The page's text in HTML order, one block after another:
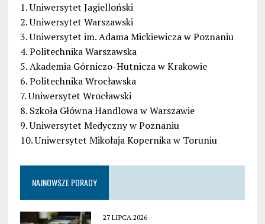
1. Uniwersytet Jagielloński
2. Uniwersytet Warszawski
3. Uniwersytet im. Adama Mickiewicza w Poznaniu
4. Politechnika Warszawska
5. Akademia Górniczo-Hutnicza w Krakowie
6. Politechnika Wrocławska
7. Uniwersytet Wrocławski
8. Szkoła Główna Handlowa w Warszawie
9. Uniwersytet Medyczny w Poznaniu
10. Uniwersytet Mikołaja Kopernika w Toruniu
NAJNOWSZE PORADY
27 LIPCA 2026